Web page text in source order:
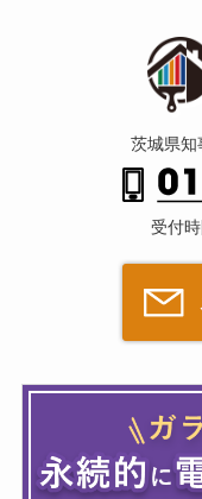
茨城県知
受付